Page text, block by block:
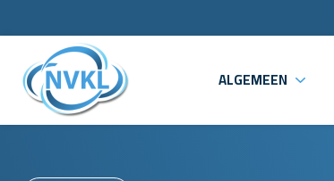
ALGEMEEN